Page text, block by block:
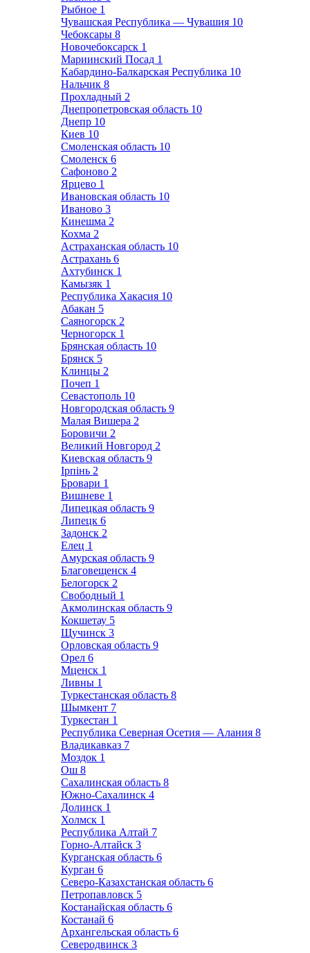
Рыбное 1
Чувашская Республика — Чувашия 10
Чебоксары 8
Новочебоксарск 1
Мариинский Посад 1
Кабардино-Балкарская Республика 10
Нальчик 8
Прохладный 2
Днепропетровская область 10
Днепр 10
Киев 10
Смоленская область 10
Смоленск 6
Сафоново 2
Ярцево 1
Ивановская область 10
Иваново 3
Кинешма 2
Кохма 2
Астраханская область 10
Астрахань 6
Ахтубинск 1
Камызяк 1
Республика Хакасия 10
Абакан 5
Саяногорск 2
Черногорск 1
Брянская область 10
Брянск 5
Клинцы 2
Почеп 1
Севастополь 10
Новгородская область 9
Малая Вишера 2
Боровичи 2
Великий Новгород 2
Киевская область 9
Ірпінь 2
Бровари 1
Вишневе 1
Липецкая область 9
Липецк 6
Задонск 2
Елец 1
Амурская область 9
Благовещенск 4
Белогорск 2
Свободный 1
Акмолинская область 9
Кокшетау 5
Щучинск 3
Орловская область 9
Орел 6
Мценск 1
Ливны 1
Туркестанская область 8
Шымкент 7
Туркестан 1
Республика Северная Осетия — Алания 8
Владикавказ 7
Моздок 1
Ош 8
Сахалинская область 8
Южно-Сахалинск 4
Долинск 1
Холмск 1
Республика Алтай 7
Горно-Алтайск 3
Курганская область 6
Курган 6
Северо-Казахстанская область 6
Петропавловск 5
Костанайская область 6
Костанай 6
Архангельская область 6
Северодвинск 3